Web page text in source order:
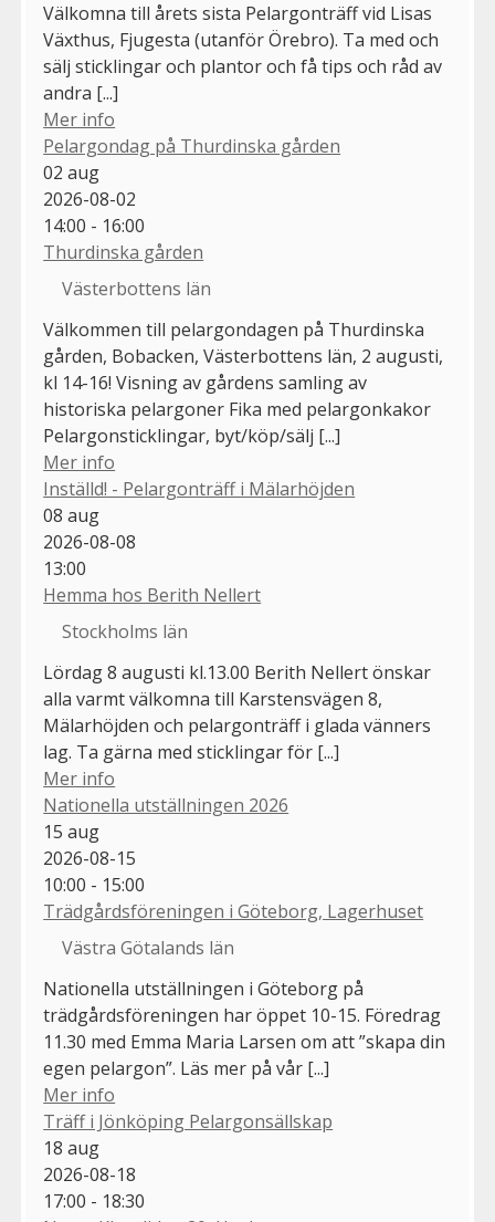
Välkomna till årets sista Pelargonträff vid Lisas
Växthus, Fjugesta (utanför Örebro). Ta med och
sälj sticklingar och plantor och få tips och råd av
andra [...]
Mer info
Pelargondag på Thurdinska gården
02 aug
2026-08-02
14:00 - 16:00
Thurdinska gården
Västerbottens län
Välkommen till pelargondagen på Thurdinska
gården, Bobacken, Västerbottens län, 2 augusti,
kl 14-16! Visning av gårdens samling av
historiska pelargoner Fika med pelargonkakor
Pelargonsticklingar, byt/köp/sälj [...]
Mer info
Inställd! - Pelargonträff i Mälarhöjden
08 aug
2026-08-08
13:00
Hemma hos Berith Nellert
Stockholms län
Lördag 8 augusti kl.13.00 Berith Nellert önskar
alla varmt välkomna till Karstensvägen 8,
Mälarhöjden och pelargonträff i glada vänners
lag. Ta gärna med sticklingar för [...]
Mer info
Nationella utställningen 2026
15 aug
2026-08-15
10:00 - 15:00
Trädgårdsföreningen i Göteborg, Lagerhuset
Västra Götalands län
Nationella utställningen i Göteborg på
trädgårdsföreningen har öppet 10-15. Föredrag
11.30 med Emma Maria Larsen om att ”skapa din
egen pelargon”. Läs mer på vår [...]
Mer info
Träff i Jönköping Pelargonsällskap
18 aug
2026-08-18
17:00 - 18:30